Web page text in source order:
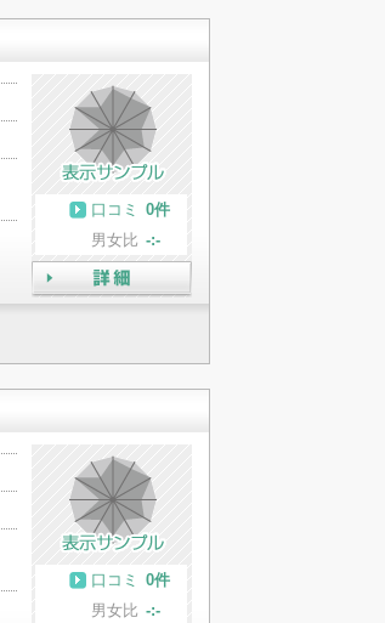
口コミ
0件
男女比 -:-
詳細
口コミ
0件
男女比 -:-